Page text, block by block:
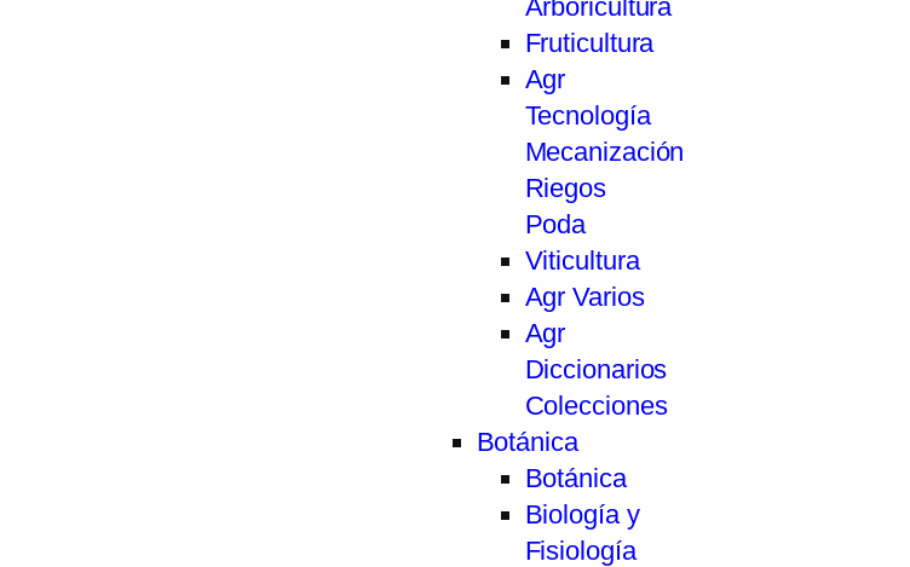
Arboricultura
Fruticultura
Agr
Tecnología
Mecanización
Riegos
Poda
Viticultura
Agr Varios
Agr
Diccionarios
Colecciones
Botánica
Botánica
Biología y
Fisiología